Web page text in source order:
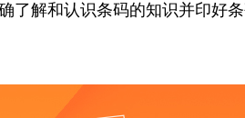
了解和认识条码的知识并印好